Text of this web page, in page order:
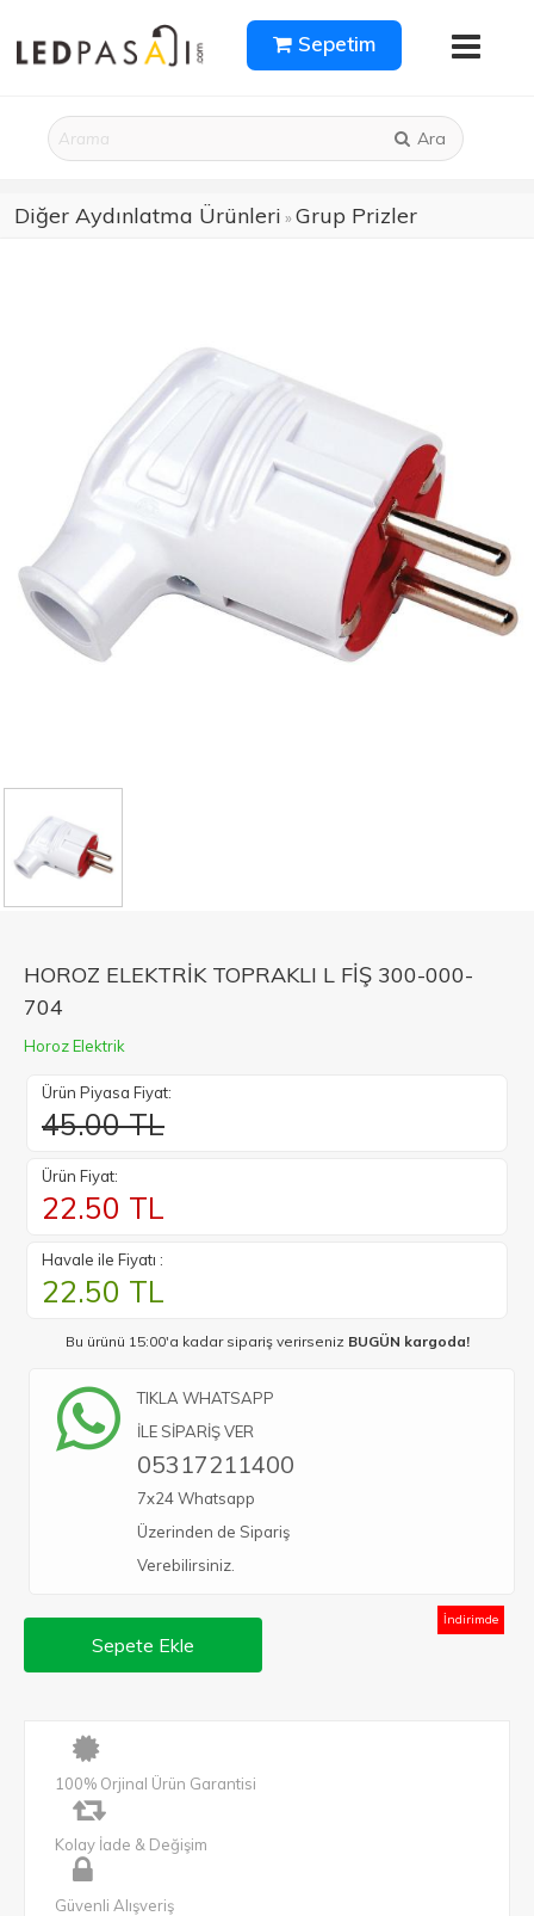
Sepetim
Ara
Diğer Aydınlatma Ürünleri »Grup Prizler
HOROZ ELEKTRİK TOPRAKLI L FİŞ 300-000-
704
Horoz Elektrik
Ürün Piyasa Fiyat:
45.00 TL
Ürün Fiyat:
22.50 TL
Havale ile Fiyatı :
22.50 TL
Bu ürünü 15:00'a kadar sipariş verirseniz BUGÜN kargoda!
TIKLA WHATSAPP
İLE SİPARİŞ VER
05317211400
7x24 Whatsapp
Üzerinden de Sipariş
Verebilirsiniz.
Sepete Ekle
İndirimde
100% Orjinal Ürün Garantisi
Kolay İade & Değişim
Güvenli Alışveriş